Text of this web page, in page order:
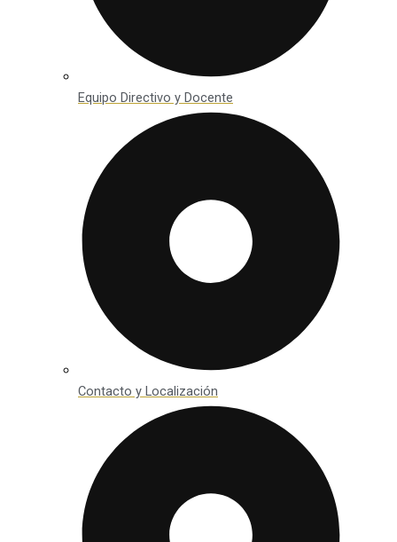
Equipo Directivo y Docente
Contacto y Localización